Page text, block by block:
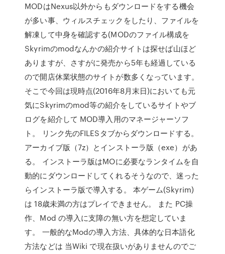
MODはNexus以外からもダウンロードをする機会
が多い事、ウィルスチェックをしたり、ファイルを
解凍して中身を確認する(MODのファイル構成を
Skyrimのmodなんかの紹介サイトは探せば山ほど
ありますが、さすがに発売から5年も経過している
ので開店休業状態のサイトが数多くなっています。
そこで今回は現時点(2016年8月末日)においても元
気にSkyrimのmod等の紹介をしているサイトやブ
ログを紹介して MOD導入用のマネージャーソフ
ト。 リンク先のFILESタブからダウンロードする。
アーカイブ版（7z）とインストーラ版（exe）があ
る。 インストーラ版はMOに必要なランタイムを自
動的にダウンロードしてくれるそうなので、迷った
らインストーラ版で導入する。 本ゲーム(Skyrim)
は 18歳未満の方はプレイできません。 また PC操
作、Mod の導入に支障の無い方を想定していま
す。 一般的なModの導入方法、具体的な日本語化
方法などは 当Wiki で現在扱いがありませんのでご